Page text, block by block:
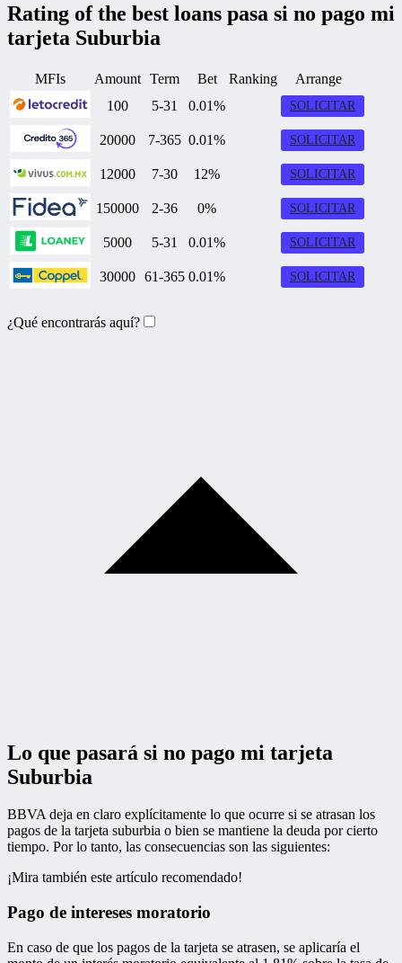
Rating of the best loans pasa si no pago mi
tarjeta Suburbia
MFIs Amount Term Bet Ranking
Arrange
100
5-31 0.01% SOLICITAR
20000 7-365 0.01% SOLICITAR
12000 7-30 12% SOLICITAR
150000 2-36 0% SOLICITAR
5000 5-31 0.01% SOLICITAR
30000 61-365 0.01% SOLICITAR
¿Qué encontrarás aquí?
Lo que pasará si no pago mi tarjeta
Suburbia
BBVA deja en claro explícitamente lo que ocurre si se atrasan los
pagos de la tarjeta suburbia o bien se mantiene la deuda por cierto
tiempo. Por lo tanto, las consecuencias son las siguientes:
¡Mira también este artículo recomendado!
Pago de intereses moratorio
En caso de que los pagos de la tarjeta se atrasen, se aplicaría el